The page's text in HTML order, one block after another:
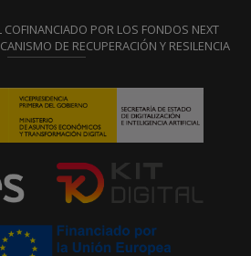
POR LOS FONDOS NEXT
DE RECUPERACIÓN Y RESILENCIA